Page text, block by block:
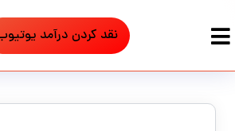
نقد کردن درآمد